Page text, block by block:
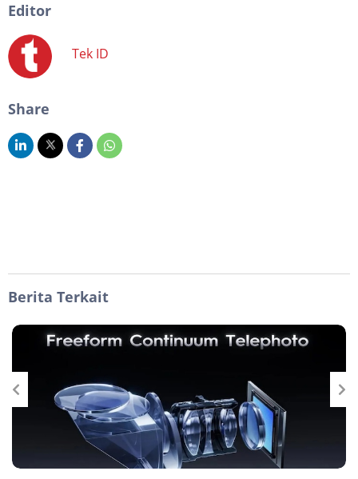
Editor
Tek ID
Share
Berita Terkait